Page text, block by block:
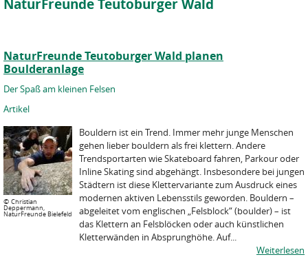
NaturFreunde Teutoburger Wald
NaturFreunde Teutoburger Wald planen
Boulderanlage
Der Spaß am kleinen Felsen
Artikel
© Christian
Deppermann,
NaturFreunde Bielefeld
Bouldern ist ein Trend. Immer mehr junge Menschen
gehen lieber bouldern als frei klettern. Andere
Trendsportarten wie Skateboard fahren, Parkour oder
Inline Skating sind abgehängt. Insbesondere bei jungen
Städtern ist diese Klettervariante zum Ausdruck eines
modernen aktiven Lebensstils geworden. Bouldern –
abgeleitet vom englischen „Felsblock“ (boulder) – ist
das Klettern an Felsblöcken oder auch künstlichen
Kletterwänden in Absprunghöhe. Auf...
Weiterlesen